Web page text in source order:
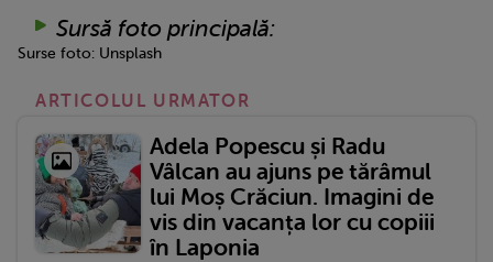
Sursă foto principală:
Surse foto: Unsplash
ARTICOLUL URMATOR
Adela Popescu și Radu
Vâlcan au ajuns pe tărâmul
lui Moș Crăciun. Imagini de
vis din vacanța lor cu copiii
în Laponia